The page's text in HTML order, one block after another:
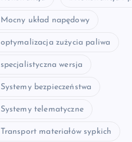
Mocny układ napędowy
optymalizacja zużycia paliwa
specjalistyczna wersja
Systemy bezpieczeństwa
Systemy telematyczne
Transport materiałów sypkich